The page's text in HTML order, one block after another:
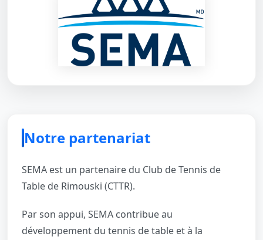
Notre partenariat
SEMA est un partenaire du Club de Tennis de
Table de Rimouski (CTTR).
Par son appui, SEMA contribue au
développement du tennis de table et à la